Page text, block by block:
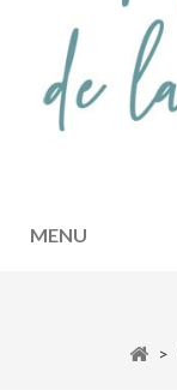
MENU
>